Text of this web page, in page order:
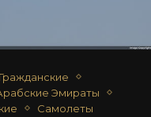
Гражданские
Эмираты
Самолеты